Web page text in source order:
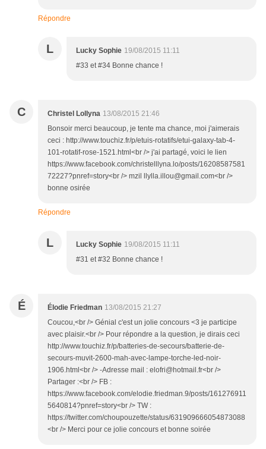
Répondre
L Lucky Sophie 19/08/2015 11:11
#33 et #34 Bonne chance !
C Christel Lollyna 13/08/2015 21:46
Bonsoir merci beaucoup, je tente ma chance, moi j'aimerais
ceci : http://www.touchiz.fr/p/etuis-rotatifs/etui-galaxy-tab-4-
101-rotatif-rose-1521.html<br /> j'ai partagé, voici le lien
https://www.facebook.com/christelllyna.lo/posts/16208587581
72227?pnref=story<br /> mzil llylla.illou@gmail.com<br />
bonne osirée
Répondre
L Lucky Sophie 19/08/2015 11:11
#31 et #32 Bonne chance !
É Élodie Friedman 13/08/2015 21:27
Coucou,<br /> Génial c'est un jolie concours <3 je participe
avec plaisir.<br /> Pour répondre a la question, je dirais ceci
http://www.touchiz.fr/p/batteries-de-secours/batterie-de-
secours-muvit-2600-mah-avec-lampe-torche-led-noir-
1906.html<br /> -Adresse mail : elofri@hotmail.fr<br />
Partager :<br /> FB :
https://www.facebook.com/elodie.friedman.9/posts/161276911
5640814?pnref=story<br /> TW :
https://twitter.com/choupouzette/status/631909666054873088
<br /> Merci pour ce jolie concours et bonne soirée